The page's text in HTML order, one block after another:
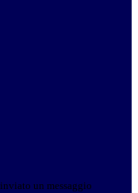
un messaggio